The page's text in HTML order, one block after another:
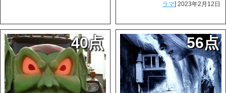
ラマ] 2023年2月12日
40点 56点